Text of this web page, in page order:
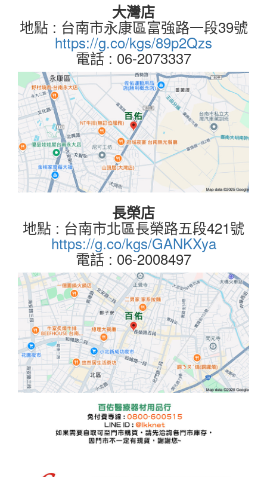
大灣店
地點 : 台南市永康區富強路一段39號
https://g.co/kgs/89p2Qzs
電話 : 06-2073337
長榮店
地點 : 台南市北區長榮路五段421號
https://g.co/kgs/GANKXya
電話 : 06-2008497